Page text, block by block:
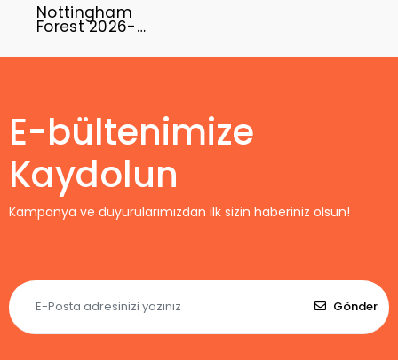
Nottingham
Forest 2026-
Home
E-bültenimize
Kaydolun
Kampanya ve duyurularımızdan ilk sizin haberiniz olsun!
Gönder